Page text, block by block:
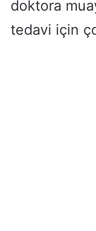
doktora
tedavi için